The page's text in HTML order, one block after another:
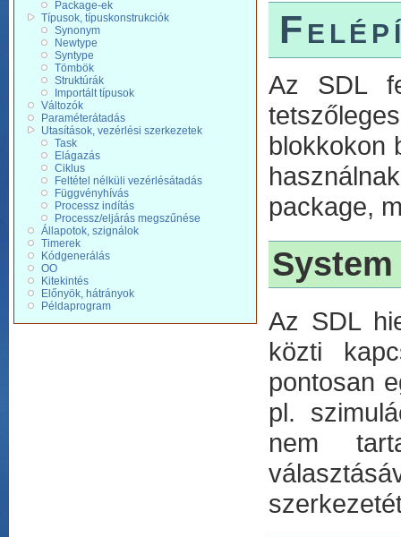
Package-ek
Típusok, típuskonstrukciók
Synonym
Newtype
Syntype
Tömbök
Struktúrák
Importált típusok
Változók
Paraméterátadás
Utasítások, vezérlési szerkezetek
Task
Elágazás
Ciklus
Feltétel nélküli vezérlésátadás
Függvényhívás
Processz indítás
Processz/eljárás megszűnése
Állapotok, szignálok
Timerek
Kódgenerálás
OO
Kitekintés
Előnyök, hátrányok
Példaprogram
Az SDL
blokkokon
package,
System
Az SDL
közti
pontosan
pl.
nem